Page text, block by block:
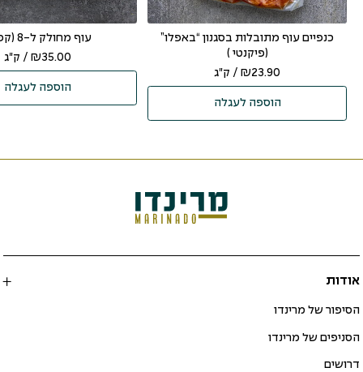
כנפיים עוף מתובלות בסגנון “באפלו”
(פיקנטי )
₪23.90 / ק"ג
הוספה לעגלה
עוף מחולק ל-8 (קפוא)
₪35.00 / ק"ג
הוספה לעגלה
אודות
הסיפור של מרינדו
הסניפים של מרינדו
דרושים